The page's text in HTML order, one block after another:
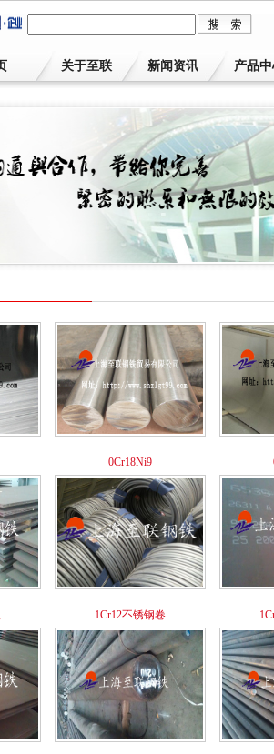
关于至联 新闻资讯 产品
0Cr18Ni9
1Cr12不锈钢卷